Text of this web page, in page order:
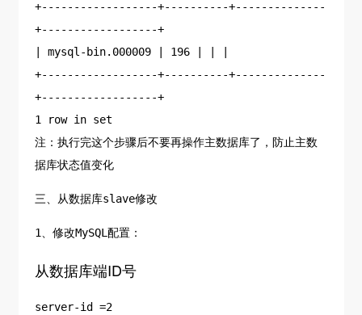
+------------------+----------+--------------
+------------------+
| mysql-bin.000009 | 196 | | |
+------------------+----------+--------------
+------------------+
1 row in set
注：执行完这个步骤后不要再操作主数据库了，防止主数
据库状态值变化
三、从数据库slave修改
1、修改MySQL配置：
从数据库端ID号
server-id =2